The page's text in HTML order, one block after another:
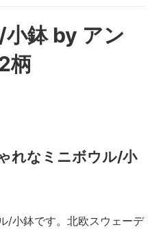
鉢 by アン
柄
れなミニボウル/小
/小鉢です。北欧スウェーデ